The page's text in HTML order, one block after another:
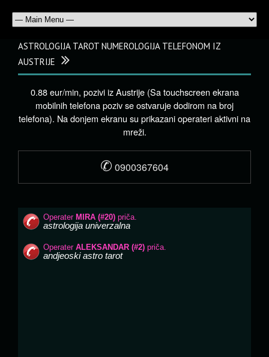
ASTROLOGIJA TAROT NUMEROLOGIJA TELEFONOM IZ
AUSTRIJE
0.88 eur/min, pozivi iz Austrije (Sa touchscreen ekrana
mobilnih telefona poziv se ostvaruje dodirom na broj
telefona). Na donjem ekranu su prikazani operateri aktivni na
mreži.
✆ 0900367604